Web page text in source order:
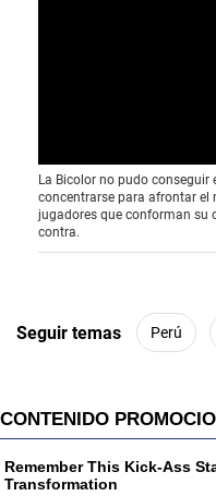
La Bicolor no pudo conseguir
concentrarse para afrontar el
jugadores que conforman su
contra.
Seguir temas Perú